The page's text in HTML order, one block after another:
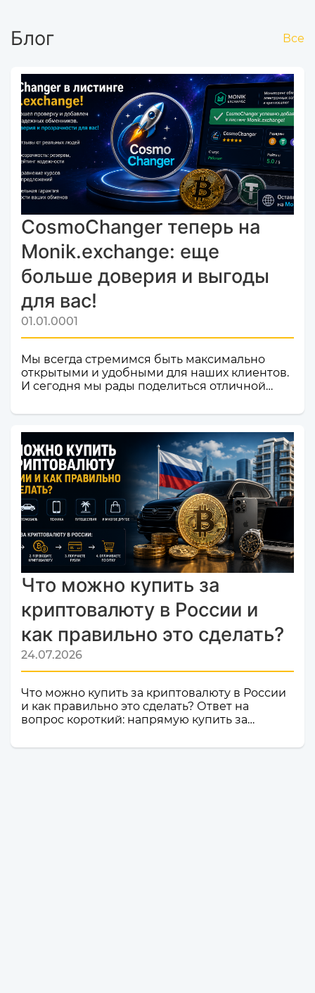
Блог Все
CosmoChanger теперь на
Monik.exchange: еще
больше доверия и выгоды
для вас!
01.01.0001
Мы всегда стремимся быть максимально
открытыми и удобными для наших клиентов.
И сегодня мы рады поделиться отличной
валют и криптовалют CosmoChanger
официально добавлен в листинг
мониторинга обменников
Monik.exchange.Что это значит для вас?
Только плюсы! Мы делаем всё, чтобы каждый
ваш обмен был быстрым, безопасным и
комфортным.Почему это важное событие?
Попадание в список надежных платформ на
Monik.exchange — это знак каче...
Что можно купить за
криптовалюту в России и
как правильно это сделать?
24.07.2026
Что можно купить за криптовалюту в России
и как правильно это сделать? Ответ на
вопрос короткий: напрямую купить за
нельзя. Российское законодательство не